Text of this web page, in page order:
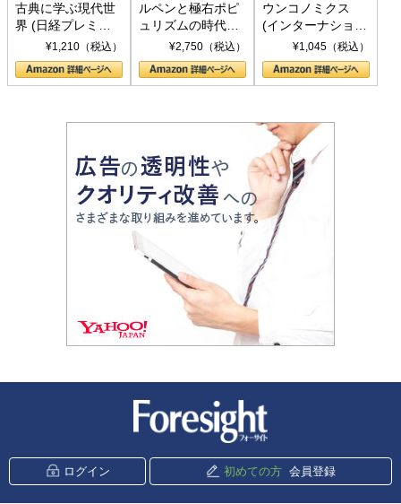
古典に学ぶ現代世
界 (日経プレミア
シリーズ)¥1,210（税込）
ルペンと極右ポピ
ュリズムの時代：
〈ヤヌス〉の二つ
の顔
¥2,750（税込）
ウンコノミクス
(インターナショナ
ル新書)¥1,045（税込）
ログイン 初めての方 会員登録